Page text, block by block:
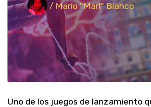
/ Mario "Marl" Blanco
Uno de los juegos de lanzamiento